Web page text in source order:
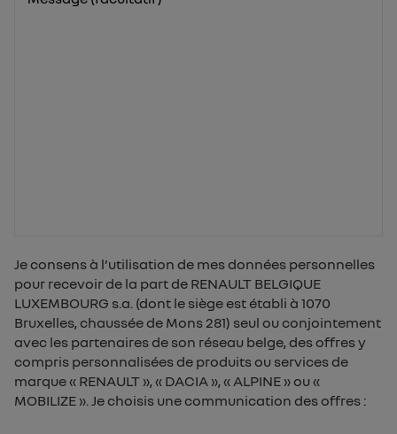
Je consens à l’utilisation de mes données personnelles
pour recevoir de la part de RENAULT BELGIQUE
LUXEMBOURG s.a. (dont le siège est établi à 1070
Bruxelles, chaussée de Mons 281) seul ou conjointement
avec les partenaires de son réseau belge, des offres y
compris personnalisées de produits ou services de
marque « RENAULT », « DACIA », « ALPINE » ou «
MOBILIZE ». Je choisis une communication des offres :